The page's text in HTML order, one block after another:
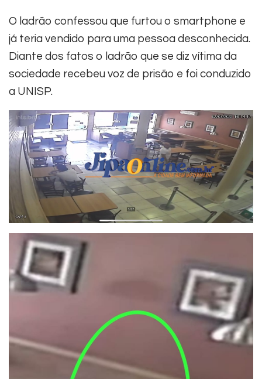
O ladrão confessou que furtou o smartphone e
já teria vendido para uma pessoa desconhecida.
Diante dos fatos o ladrão que se diz vítima da
sociedade recebeu voz de prisão e foi conduzido
a UNISP.